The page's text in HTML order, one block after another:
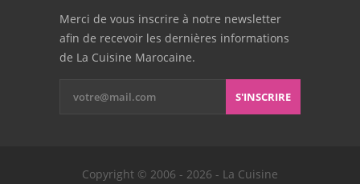
Merci de vous inscrire à notre newsletter
afin de recevoir les dernières informations
de La Cuisine Marocaine.
S'INSCRIRE
Copyright © 2006 - 2026 - La Cuisine